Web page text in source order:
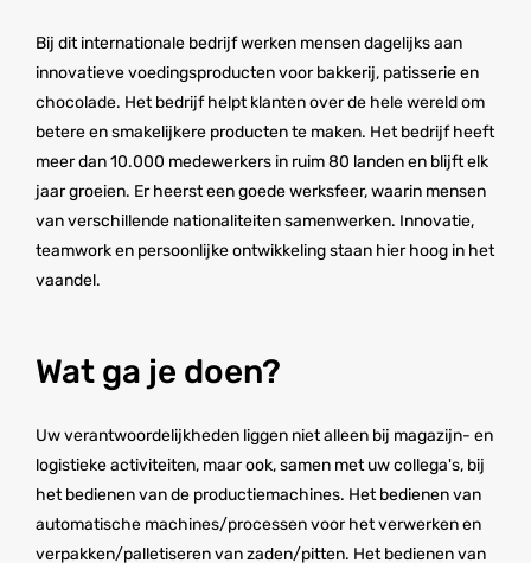
Bij dit internationale bedrijf werken mensen dagelijks aan
innovatieve voedingsproducten voor bakkerij, patisserie en
chocolade. Het bedrijf helpt klanten over de hele wereld om
betere en smakelijkere producten te maken. Het bedrijf heeft
meer dan 10.000 medewerkers in ruim 80 landen en blijft elk
jaar groeien. Er heerst een goede werksfeer, waarin mensen
van verschillende nationaliteiten samenwerken. Innovatie,
teamwork en persoonlijke ontwikkeling staan hier hoog in het
vaandel.
Wat ga je doen?
Uw verantwoordelijkheden liggen niet alleen bij magazijn- en
logistieke activiteiten, maar ook, samen met uw collega's, bij
het bedienen van de productiemachines. Het bedienen van
automatische machines/processen voor het verwerken en
verpakken/palletiseren van zaden/pitten. Het bedienen van